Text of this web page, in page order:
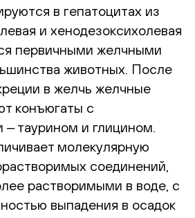
в гепатоцитах из
и хенодезоксихолевая
первичными желчными
животных. После
в желчь желчные
конъюгаты с
таурином и глицином.
молекулярную
соединений,
растворимыми в воде, с
выпадения в осадок